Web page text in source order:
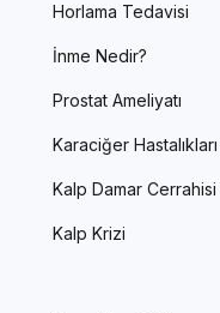
Horlama Tedavisi
İnme Nedir?
Prostat Ameliyatı
Karaciğer Hastalıkları
Kalp Damar Cerrahisi
Kalp Krizi